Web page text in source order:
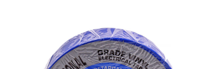
Сотрудничество